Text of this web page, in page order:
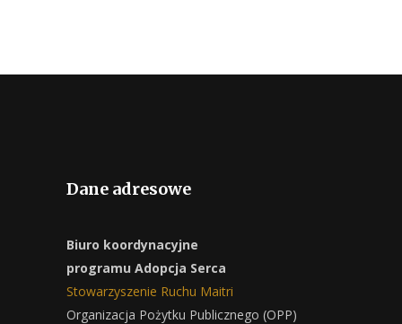
Dane adresowe
Biuro koordynacyjne
programu Adopcja Serca
Stowarzyszenie Ruchu Maitri
Organizacja Pożytku Publicznego (OPP)